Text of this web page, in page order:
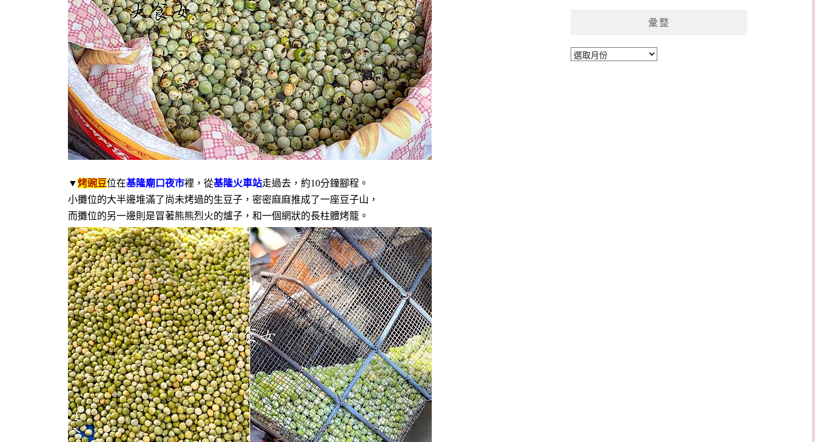
▼烤豌豆位在基隆廟口夜市裡，從基隆火車站走過去，約10分鐘腳程。
小攤位的大半邊堆滿了尚未烤過的生豆子，密密麻麻推成了一座豆子山，
而攤位的另一邊則是冒著熊熊烈火的爐子，和一個網狀的長柱體烤籠。
彙整
彙